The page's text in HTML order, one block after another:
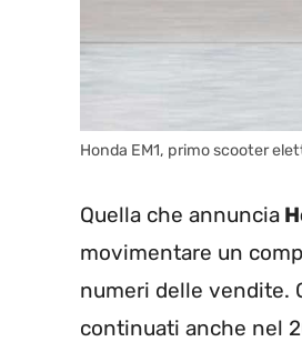
Honda EM1, primo scooter
Quella che annuncia
movimentare un
numeri delle vendite.
continuati anche nel